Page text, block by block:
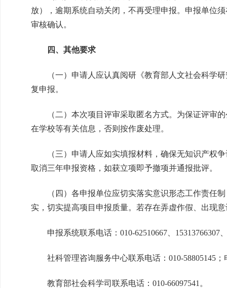
放），逾期系统自动关闭，不再受理申报。申报单位
审核确认。
四、其他要求
（一）申请人应认真阅研《教育部人文社会科学研
复申报。
（二）本次项目评审采取匿名方式。为保证评审的
在学校等有关信息，否则按作废处理。
（三）申请人应如实填报材料，确保无知识产权争
取消三年申报资格，如获立项即予撤项并通报批评。
（四）各申报单位应切实落实意识形态工作责任制
实，切实提高项目申报质量。若存在弄虚作假、出现
申报系统联系电话：010-62510667、15313766307、
社科管理咨询服务中心联系电话：010-58805145；
教育部社会科学司联系电话：010-66097541。